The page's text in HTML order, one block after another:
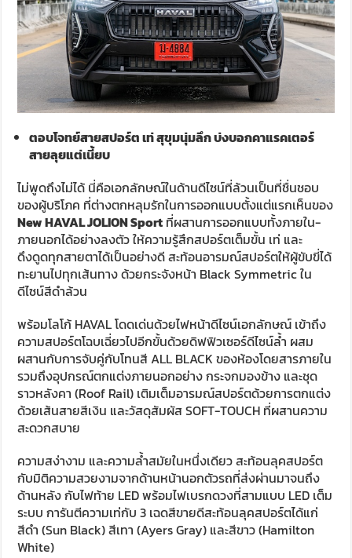
ตอบโจทย์สายสปอร์ต เท่ สุขุมนุ่มลึก บ่งบอกคาแรคเตอร์
สายลุยแต่เนี้ยบ
ไม่พูดถึงไม่ได้ นี่คือเอกลักษณ์ในด้านดีไซน์ที่ล้วนเป็นที่ชื่นชอบ
ของผู้บริโภค ที่ต่างตกหลุมรักในการออกแบบตั้งแต่แรกเห็นของ
New HAVAL JOLION Sport ที่ผสานการออกแบบทั้งภายใน-
ภายนอกได้อย่างลงตัว ให้ความรู้สึกสปอร์ตเต็มขั้น เท่ และ
ดึงดูดทุกสายตาได้เป็นอย่างดี สะท้อนอารมณ์สปอร์ตให้ผู้ขับขี่ได้
ทะยานไปทุกเส้นทาง ด้วยกระจังหน้า Black Symmetric ใน
ดีไซน์สีดำล้วน
พร้อมโลโก้ HAVAL โดดเด่นด้วยไฟหน้าดีไซน์เอกลักษณ์ เข้าถึง
ความสปอร์ตโฉบเฉี่ยวไปอีกขั้นด้วยดิฟฟิวเซอร์ดีไซน์ล้ำ ผสม
ผสานกับการจับคู่กับโทนสี ALL BLACK ของห้องโดยสารภายใน
รวมถึงอุปกรณ์ตกแต่งภายนอกอย่าง กระจกมองข้าง และชุด
ราวหลังคา (Roof Rail) เติมเต็มอารมณ์สปอร์ตด้วยการตกแต่ง
ด้วยเส้นสายสีเงิน และวัสดุสัมผัส SOFT-TOUCH ที่ผสานความ
สะดวกสบาย
ความสง่างาม และความลํ้าสมัยในหนึ่งเดียว สะท้อนลุคสปอร์ต
กับมิติความสวยงามจากด้านหน้านอกตัวรถที่ส่งผ่านมาจนถึง
ด้านหลัง กับไฟท้าย LED พร้อมไฟเบรกดวงที่สามแบบ LED เต็ม
ระบบ การันตีความเท่กับ 3 เฉดสีขายดีสะท้อนลุคสปอร์ตได้แก่
สีดำ (Sun Black) สีเทา (Ayers Gray) และสีขาว (Hamilton
White)